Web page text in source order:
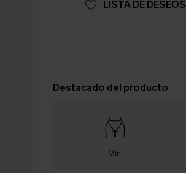
LISTA DE DESEOS
Destacado del producto
Mini